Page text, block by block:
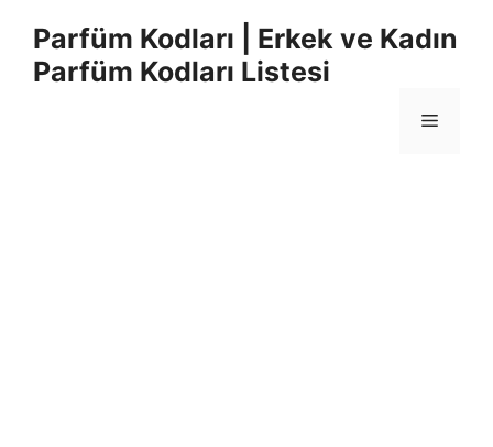
Parfüm Kodları | Erkek ve Kadın
Parfüm Kodları Listesi
Menü